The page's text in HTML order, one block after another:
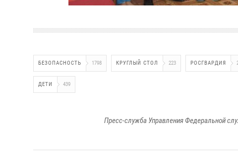
БЕЗОПАСНОСТЬ 1798 КРУГЛЫЙ СТОЛ 223 РОСГВАРДИЯ
ДЕТИ 439
Пресс-служба Управления Федеральной